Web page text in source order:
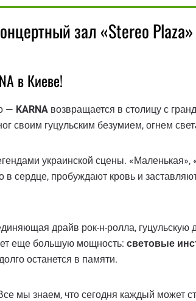
зал «Stereo Plaza»
в Киеве!
— KARNA возвращается в столицу с
своим гуцульским безумием, огнем
украинской сцены.
пробуждают кровь и
драйв рок-н-ролла,
еще большую мощность: световые
останется в памяти.
мы знаем, что сегодня каждый может